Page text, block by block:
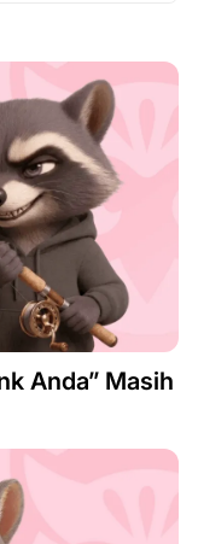
Anda” Masih